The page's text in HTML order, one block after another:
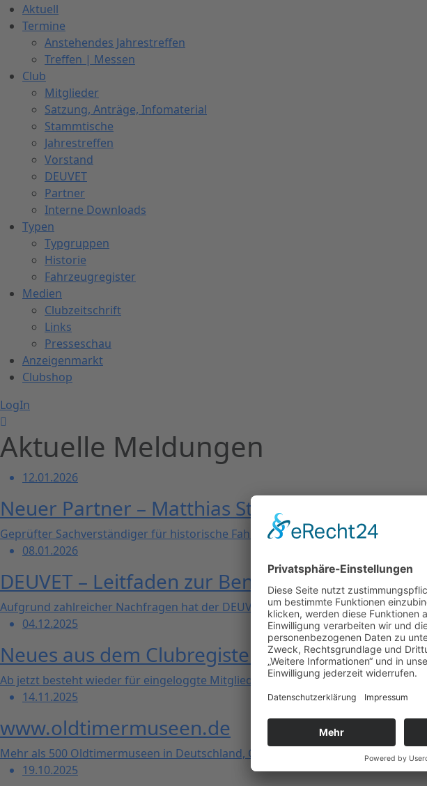
Aktuell
Termine
Anstehendes Jahrestreffen
Treffen | Messen
Club
Mitglieder
Satzung, Anträge, Infomaterial
Stammtische
Jahrestreffen
Vorstand
DEUVET
Partner
Interne Downloads
Typen
Typgruppen
Historie
Fahrzeugregister
Medien
Clubzeitschrift
Links
Presseschau
Anzeigenmarkt
Clubshop
LogIn
Aktuelle Meldungen
12.01.2026
Neuer Partner – Matthias Stanner
Geprüfter Sachverständiger für historische Fahrzeuge ...
08.01.2026
DEUVET – Leitfaden zur Benutzung von
Aufgrund zahlreicher Nachfragen hat der DEUVET eine Übersicht der
04.12.2025
Neues aus dem Clubregister: Einsicht in die
Ab jetzt besteht wieder für eingeloggte Mitglieder die Möglichkeit, die ...
14.11.2025
www.oldtimermuseen.de
Mehr als 500 Oldtimermuseen in Deutschland, Österreich und der Schweiz ...
19.10.2025